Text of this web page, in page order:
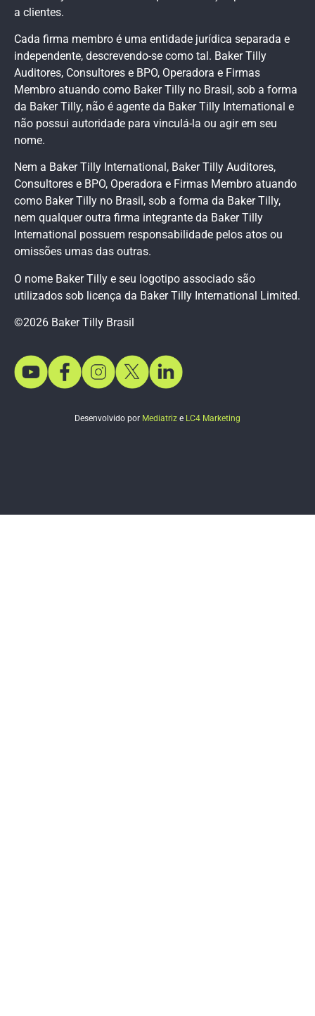
a clientes.
Cada firma membro é uma entidade jurídica separada e
independente, descrevendo-se como tal. Baker Tilly
Auditores, Consultores e BPO, Operadora e Firmas
Membro atuando como Baker Tilly no Brasil, sob a forma
da Baker Tilly, não é agente da Baker Tilly International e
não possui autoridade para vinculá-la ou agir em seu
nome.
Nem a Baker Tilly International, Baker Tilly Auditores,
Consultores e BPO, Operadora e Firmas Membro atuando
como Baker Tilly no Brasil, sob a forma da Baker Tilly,
nem qualquer outra firma integrante da Baker Tilly
International possuem responsabilidade pelos atos ou
omissões umas das outras.
O nome Baker Tilly e seu logotipo associado são
utilizados sob licença da Baker Tilly International Limited.
©2026 Baker Tilly Brasil
Desenvolvido por Mediatriz e LC4 Marketing